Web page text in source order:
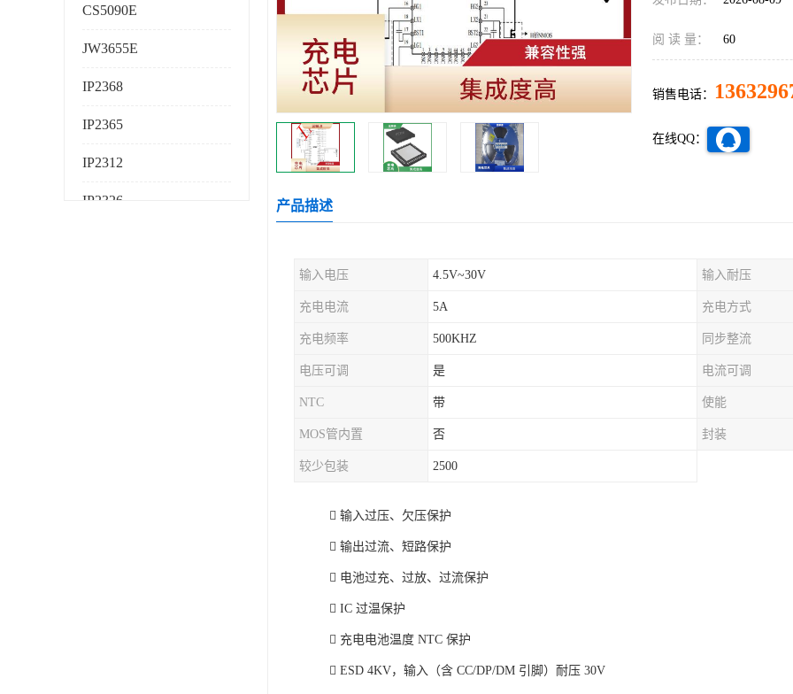
CS5090E
JW3655E
IP2368
IP2365
IP2312
IP2326
阅 读 量： 60
销售电话：
在线QQ：
产品描述
输入电压 4.5V~30V 输入耐压
充电电流 5A 充电方式
充电频率 500KHZ 同步整流
电压可调 是 电流可调
NTC 带 使能
MOS管内置 否 封装
较少包装 2500
 输入过压、欠压保护
 输出过流、短路保护
 电池过充、过放、过流保护
 IC 过温保护
 充电电池温度 NTC 保护
 ESD 4KV，输入（含 CC/DP/DM 引脚）耐压 30V